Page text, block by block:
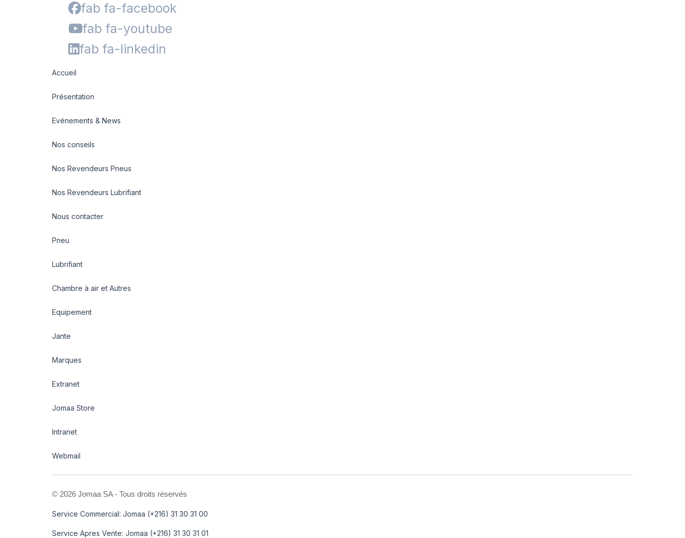
fab fa-facebook
fab fa-youtube
fab fa-linkedin
Accueil
Présentation
Evénements & News
Nos conseils
Nos Revendeurs Pneus
Nos Revendeurs Lubrifiant
Nous contacter
Pneu
Lubrifiant
Chambre à air et Autres
Equipement
Jante
Marques
Extranet
Jomaa Store
Intranet
Webmail
© 2026 Jomaa SA - Tous droits réservés
Service Commercial: Jomaa (+216) 31 30 31 00
Service Apres Vente: Jomaa (+216) 31 30 31 01